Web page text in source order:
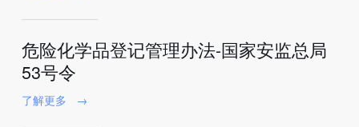
危险化学品登记管理办法-国家安监总局
53号令
了解更多 →